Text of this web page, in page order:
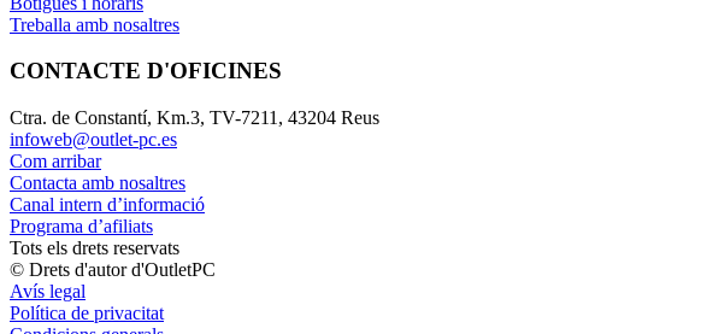
Treballa amb nosaltres
CONTACTE D'OFICINES
Ctra. de Constantí, Km.3, TV-7211, 43204 Reus
infoweb@outlet-pc.es
Com arribar
Contacta amb nosaltres
Canal intern d’informació
Programa d’afiliats
Tots els drets reservats
© Drets d'autor d'OutletPC
Avís legal
Política de privacitat